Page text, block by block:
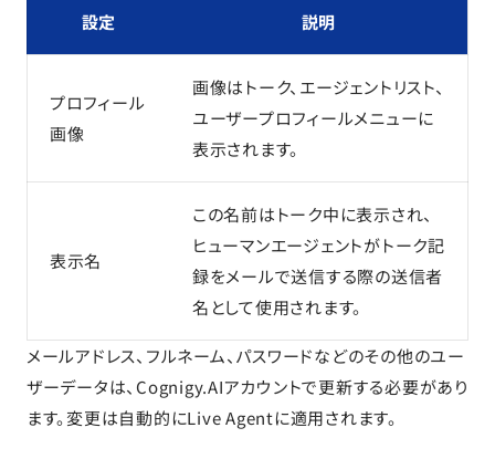
設定 説明
プロフィール
画像
画像はトーク、エージェントリスト、
ユーザープロフィールメニューに
表示されます。
表示名
この名前はトーク中に表示され、
ヒューマンエージェントがトーク記
録をメールで送信する際の送信者
名として使用されます。
メールアドレス、フルネーム、パスワードなどのその他のユー
ザーデータは、Cognigy.AIアカウントで更新する必要があり
ます。変更は自動的にLive Agentに適用されます。